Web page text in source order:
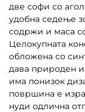
две софи со
удобна седење
содржи и маса
Целокупната
обложена со
дава природен
има понизок
површина е
нуди одлична